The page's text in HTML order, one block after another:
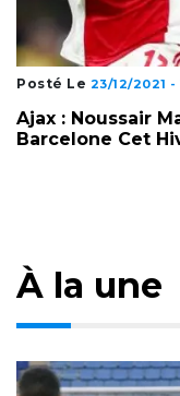
Posté Le 23/12/2021 -
Ajax : Noussair
Barcelone Cet
À la une